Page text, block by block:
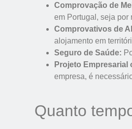
Comprovação de
em Portugal, seja por
Comprovativos de
alojamento em
Seguro de Saúde:
Projeto Empresarial
empresa, é
Quanto